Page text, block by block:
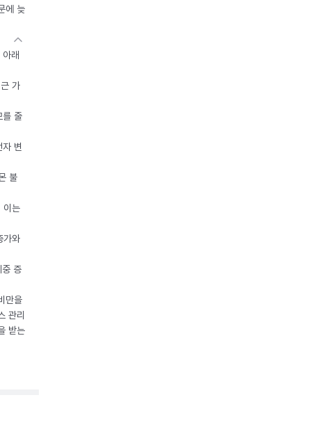
에 늦
래
가
를 줄
변
불
이는
가와
중 증
만을
관리
받는